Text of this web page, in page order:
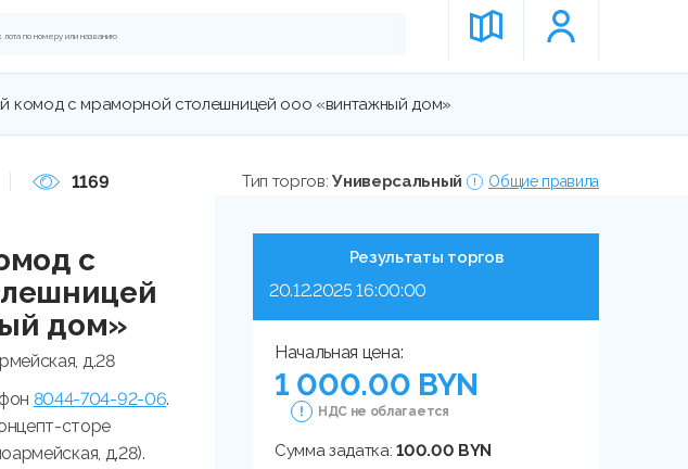
комод с мраморной столешницей ооо «винтажный дом»
1169
с
дом»
д.28
8044-704-92-06.
сторе
д.28).
Тип торгов:Универсальный Общие правила
Результаты торгов
20.12.2025 16:00:00
Начальная цена:
1 000.00 BYN
НДС не облагается
Сумма задатка:100.00 BYN